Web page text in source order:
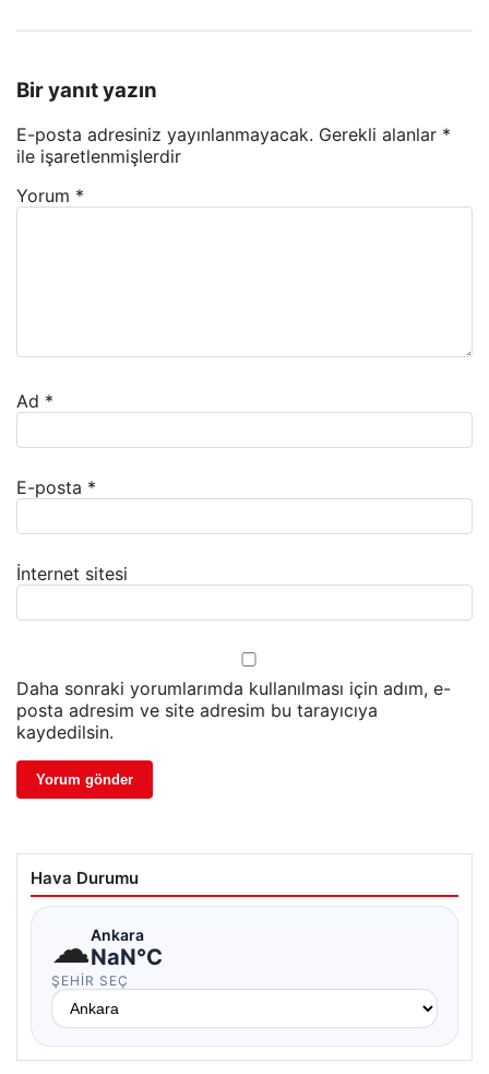
Bir yanıt yazın
E-posta adresiniz yayınlanmayacak. Gerekli alanlar *
ile işaretlenmişlerdir
Yorum *
Ad *
E-posta *
İnternet sitesi
Daha sonraki yorumlarımda kullanılması için adım, e-
posta adresim ve site adresim bu tarayıcıya
kaydedilsin.
Hava Durumu
☁Ankara
NaN°C
ŞEHIR SEÇ